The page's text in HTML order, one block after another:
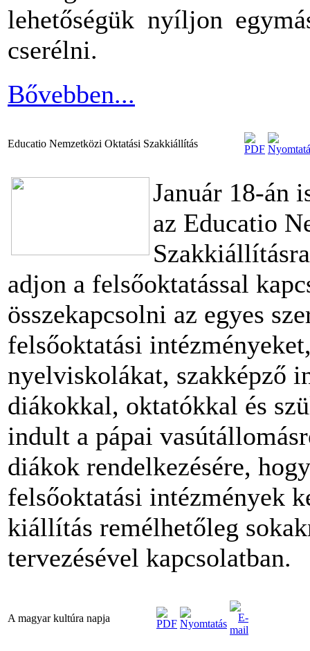
lehetőségük nyíljon
cserélni.
Bővebben...
Educatio Nemzetközi Oktatási Szakkiállítás
Január 18-án
az Educatio
adjon a felsőoktatással
összekapcsolni az egyes
felsőoktatási
nyelviskolákat, szakképző
diákokkal, oktatókkal és
indult a pápai
diákok rendelkezésére,
felsőoktatási intézmények
kiállítás remélhetőleg
tervezésével kapcsolatban.
A magyar kultúra napja